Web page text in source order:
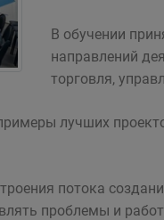
В обучении
направлений
торговля,
лучших
потока
проблемы и